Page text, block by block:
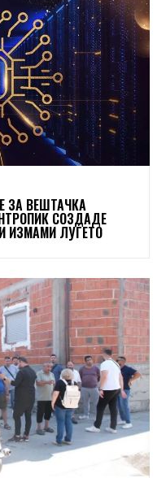
ЗА ВЕШТАЧКА
СОЗДАДЕ
ИЗМАМИ ЛУЃЕТО